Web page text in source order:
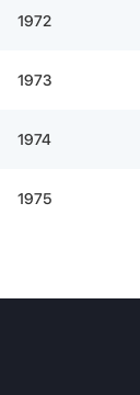
1972
1973
1974
1975